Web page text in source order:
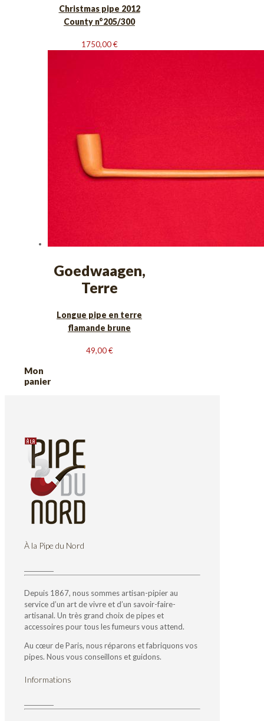
Christmas pipe 2012
County n°205/300
1750,00€
Goedwaagen,
Terre
Longue pipe en terre
flamande brune
49,00€
Mon
panier
À la Pipe du Nord
Depuis 1867, nous sommes artisan-pipier au
service d’un art de vivre et d’un savoir-faire-
artisanal. Un très grand choix de pipes et
accessoires pour tous les fumeurs vous attend.
Au cœur de Paris, nous réparons et fabriquons vos
pipes. Nous vous conseillons et guidons.
Informations